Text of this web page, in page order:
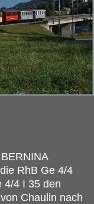
RhB Ge 4/4
4/4 I 35 den
Chaulin nach